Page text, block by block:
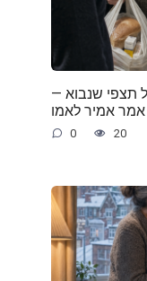
— אם תמשיכי להיפגש עם אלי, אל תצפי שנבוא
0 20